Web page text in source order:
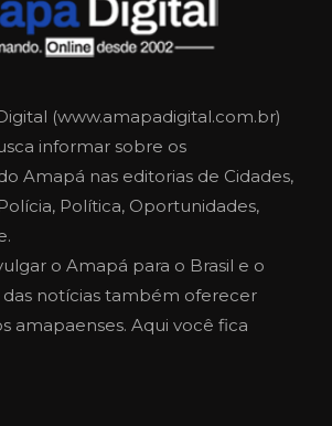
(www.amapadigital.com.br)
informar sobre os
Amapá nas editorias de Cidades,
Política, Oportunidades,
o Amapá para o Brasil e o
das notícias também oferecer
amapaenses. Aqui você fica